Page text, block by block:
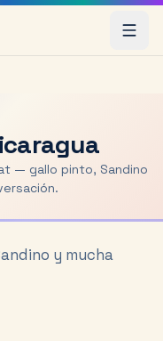
— gallo pinto, Sandino
y mucha